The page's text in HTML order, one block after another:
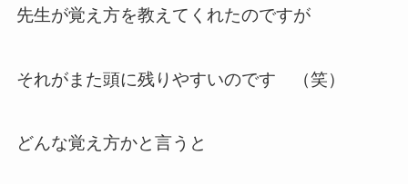
先生が覚え方を教えてくれたのですが
それがまた頭に残りやすいのです （笑）
どんな覚え方かと言うと